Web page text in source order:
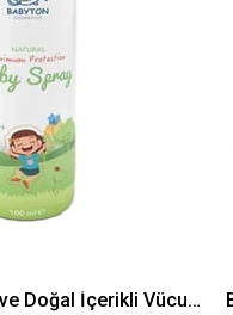
Babyton Organik ve Doğal İçerikli Vücut Koruyucu Sprey 100 ml